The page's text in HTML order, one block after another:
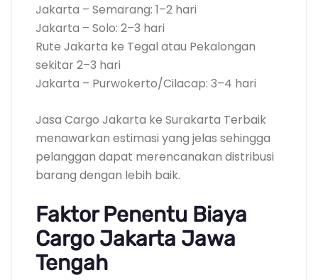
Jakarta – Semarang: 1–2 hari
Jakarta – Solo: 2–3 hari
Rute Jakarta ke Tegal atau Pekalongan
sekitar 2–3 hari
Jakarta – Purwokerto/Cilacap: 3–4 hari
Jasa Cargo Jakarta ke Surakarta Terbaik
menawarkan estimasi yang jelas sehingga
pelanggan dapat merencanakan distribusi
barang dengan lebih baik.
Faktor Penentu Biaya
Cargo Jakarta Jawa
Tengah